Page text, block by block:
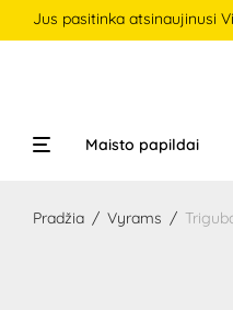
Jus pasitinka atsinaujinusi
Maisto papildai
Pradžia / Vyrams /